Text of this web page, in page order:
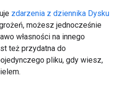
zdarzenia z dziennika Dysku
możesz jednocześnie
własności na innego
też przydatna do
pliku, gdy wiesz,